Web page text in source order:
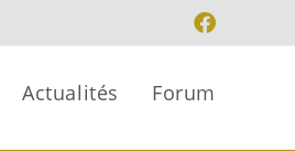
Actualités Forum